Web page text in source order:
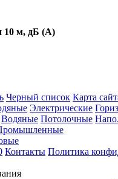
10 м, дБ (A)
Черный список Карта
Электрические
Водяные Потолочные
Контакты Политика